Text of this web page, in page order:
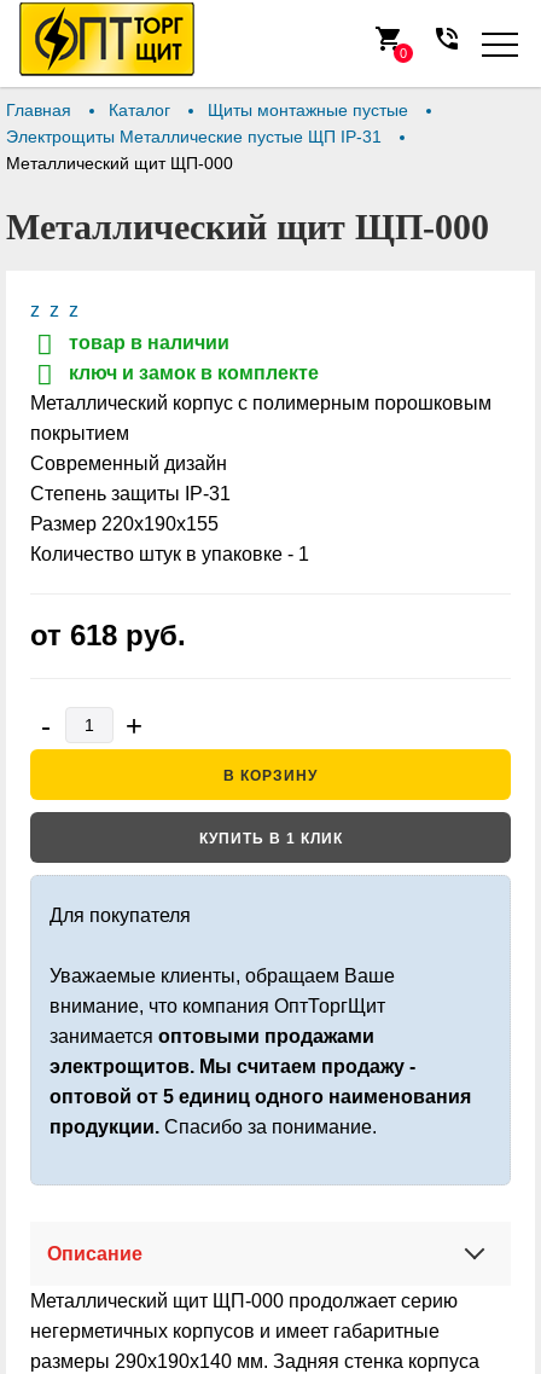
shopping_cart0 phone_in_talk
Главная Каталог
Щиты монтажные пустые
Электрощиты Металлические пустые ЩП IP-31
Металлический щит ЩП-000
Металлический щит ЩП-000
z z z
товар в наличии
ключ и замок в комплекте
Металлический корпус с полимерным порошковым
покрытием
Современный дизайн
Степень защиты IP-31
Размер 220х190х155
Количество штук в упаковке - 1
от 618 руб.
- +
В КОРЗИНУ
КУПИТЬ В 1 КЛИК
Для покупателя
Уважаемые клиенты, обращаем Ваше
внимание, что компания ОптТоргЩит
занимается оптовыми продажами
электрощитов. Мы считаем продажу -
оптовой от 5 единиц одного наименования
продукции. Спасибо за понимание.
Описание
Металлический щит ЩП-000 продолжает серию
негерметичных корпусов и имеет габаритные
размеры 290х190х140 мм. Задняя стенка корпуса